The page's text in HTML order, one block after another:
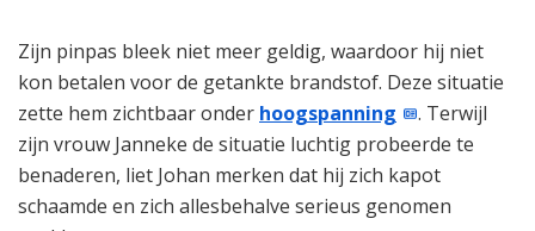
Zijn pinpas bleek niet meer geldig, waardoor hij niet
kon betalen voor de getankte brandstof. Deze situatie
zette hem zichtbaar onder hoogspanning
. Terwijl
zijn vrouw Janneke de situatie luchtig probeerde te
benaderen, liet Johan merken dat hij zich kapot
schaamde en zich allesbehalve serieus genomen